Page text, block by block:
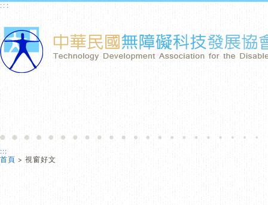
跳到主要內容區塊
:::
:::
首頁 > 視窗好文